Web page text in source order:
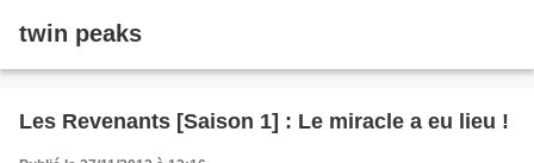
twin peaks
Les Revenants [Saison 1] : Le miracle a eu lieu !